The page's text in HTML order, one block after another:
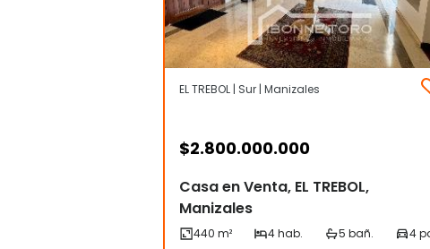
EL TREBOL | Sur | Manizales
$2.800.000.000
Casa en Venta, EL TREBOL,
Manizales